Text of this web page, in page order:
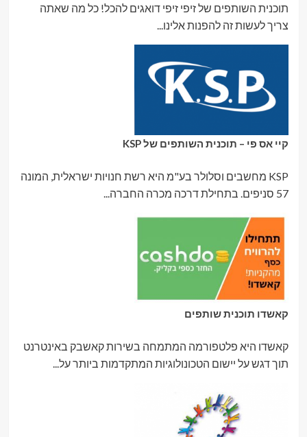
תוכנית השותפים של זיפי זיפי דואגים להכל! כל מה שאתה
צריך לעשות זה להפנות אלינו...
קיי אס פי – תוכנית השותפים של KSP
KSP מחשבים וסלולר בע"מ היא רשת חנויות ישראלית, המונה
57 סניפים. בתחילת דרכה מכרה החברה...
קאשדו תוכנית שותפים
קאשדו היא פלטפורמה המתמחה בשירות קאשבק באינטרנט
תוך דגש על יישום הטכונולוגיות המתקדמות ביותר על...